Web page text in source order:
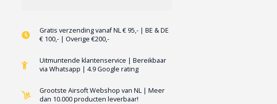
Gratis verzending vanaf NL € 95,- | BE & DE
€ 100,- | Overige €200,-
Uitmuntende klantenservice | Bereikbaar
via Whatsapp | 4.9 Google rating
Grootste Airsoft Webshop van NL | Meer
dan 10.000 producten leverbaar!